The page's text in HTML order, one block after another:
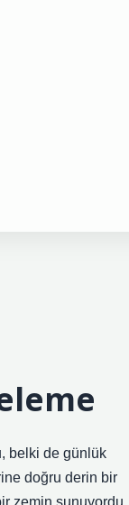
belki de günlük
doğru derin bir
zemin sunuyordu.